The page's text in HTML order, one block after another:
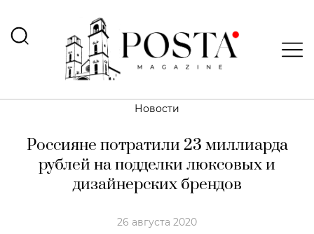
Новости
Россияне потратили 23 миллиарда
рублей на подделки люксовых и
дизайнерских брендов
26 августа 2020